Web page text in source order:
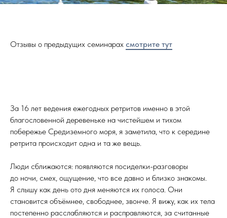
Отзывы о предыдущих семинарах смотрите тут
За 16 лет ведения ежегодных ретритов именно в этой
благословенной деревеньке на чистейшем и тихом
побережье Средиземного моря, я заметила, что к середине
ретрита происходит одна и та же вещь.
Люди сближаются: появляются посиделки-разговоры
до ночи, смех, ощущение, что все давно и близко знакомы.
Я слышу как день ото дня меняются их голоса. Они
становится объёмнее, свободнее, звонче. Я вижу, как их тела
постепенно расслабляются и расправляются, за считанные